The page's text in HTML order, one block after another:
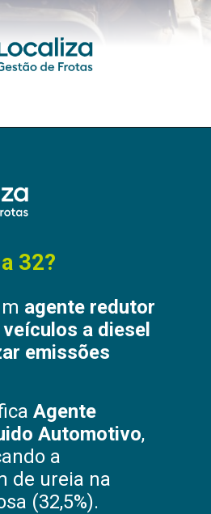
agente redutor
a diesel
emissões
Agente
Automotivo,
a
de ureia na
(32,5%).
32?